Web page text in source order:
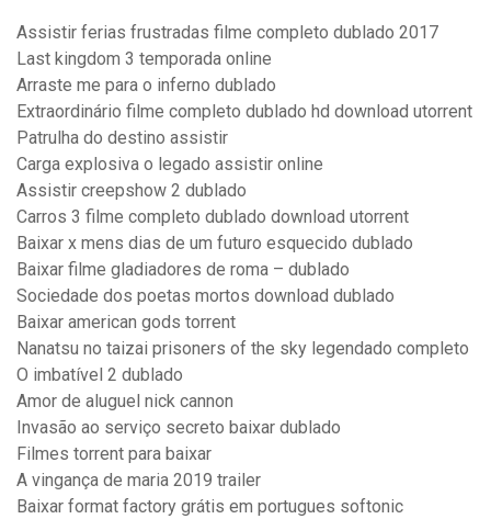
Assistir ferias frustradas filme completo dublado 2017
Last kingdom 3 temporada online
Arraste me para o inferno dublado
Extraordinário filme completo dublado hd download utorrent
Patrulha do destino assistir
Carga explosiva o legado assistir online
Assistir creepshow 2 dublado
Carros 3 filme completo dublado download utorrent
Baixar x mens dias de um futuro esquecido dublado
Baixar filme gladiadores de roma – dublado
Sociedade dos poetas mortos download dublado
Baixar american gods torrent
Nanatsu no taizai prisoners of the sky legendado completo
O imbatível 2 dublado
Amor de aluguel nick cannon
Invasão ao serviço secreto baixar dublado
Filmes torrent para baixar
A vingança de maria 2019 trailer
Baixar format factory grátis em portugues softonic